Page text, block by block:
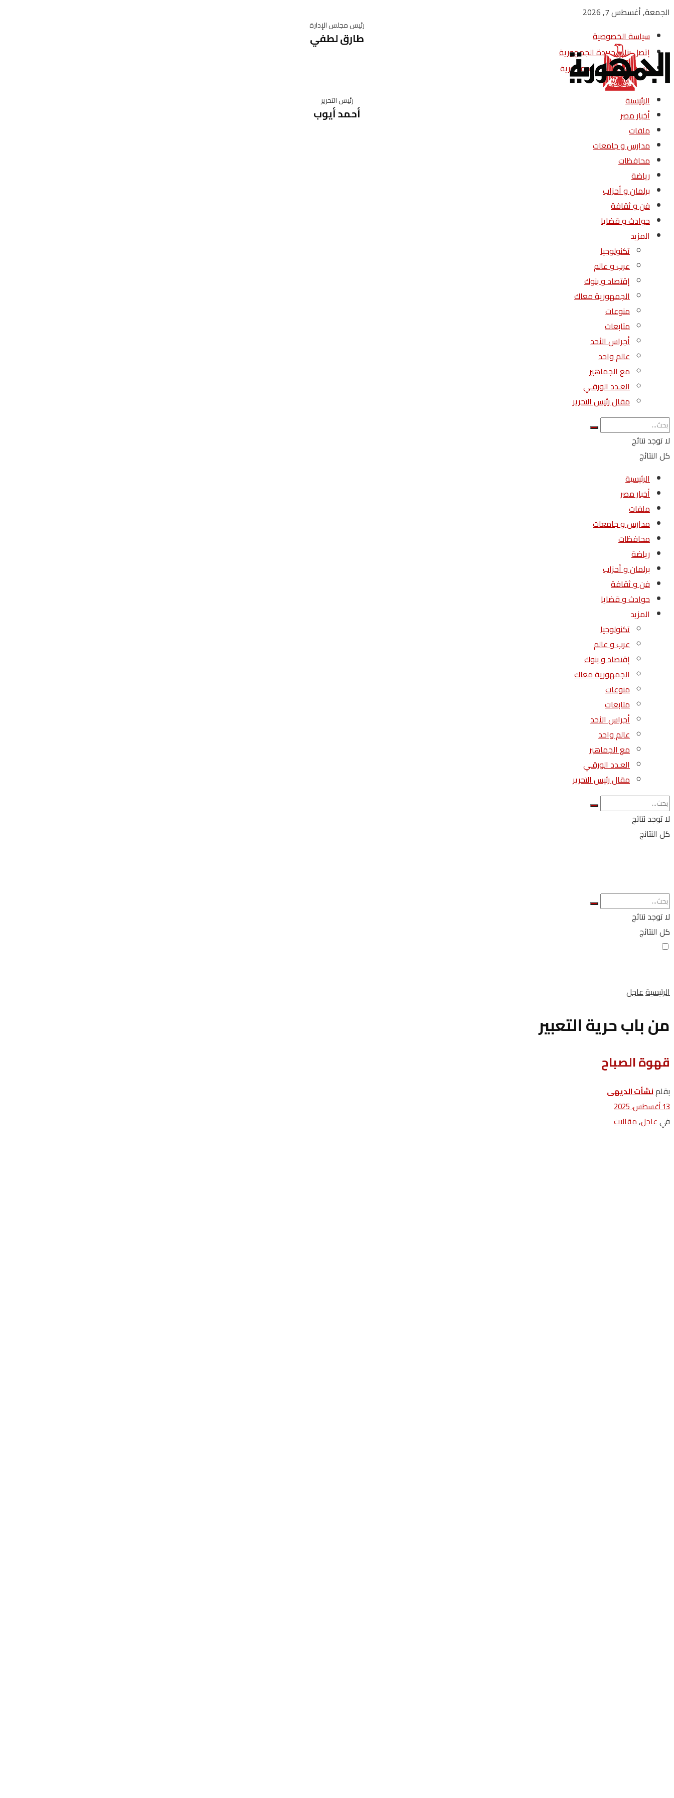
الجمعة, أغسطس 7, 2026
سياسة الخصوصية
إتصل بنا – جريدة الجمهورية
من نحن – جريدة الجمهورية
رئيس مجلس الإدارة
طارق لطفي
رئيس التحرير
أحمد أيوب
الرئيسية
أخبار مصر
ملفات
مدارس و جامعات
محافظات
رياضة
برلمان و أحزاب
فن و ثقافة
حوادث و قضايا
المزيد
تكنولوجيا
عرب و عالم
إقتصاد و بنوك
الجمهورية معاك
منوعات
متابعات
أجراس الأحد
عالم واحد
مع الجماهير
العـدد الورقـي
مقال رئيس التحرير
لا توجد نتائج
كل النتائج
الرئيسية
أخبار مصر
ملفات
مدارس و جامعات
محافظات
رياضة
برلمان و أحزاب
فن و ثقافة
حوادث و قضايا
المزيد
تكنولوجيا
عرب و عالم
إقتصاد و بنوك
الجمهورية معاك
منوعات
متابعات
أجراس الأحد
عالم واحد
مع الجماهير
العـدد الورقـي
مقال رئيس التحرير
لا توجد نتائج
كل النتائج
لا توجد نتائج
كل النتائج
الرئيسيةعاجل
من باب حرية التعبير
قهوة الصباح
بقلمنشأت الديهى
13 أغسطس، 2025
فيعاجل,مقالات